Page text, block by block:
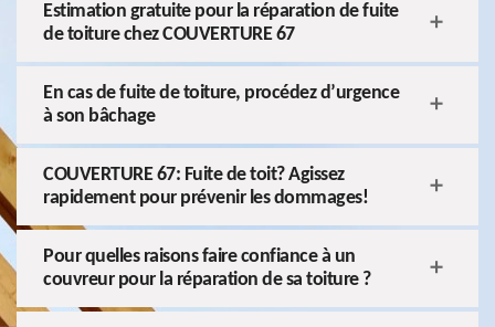
Estimation gratuite pour la réparation de fuite
de toiture chez COUVERTURE 67
En cas de fuite de toiture, procédez d’urgence
à son bâchage
COUVERTURE 67: Fuite de toit? Agissez
rapidement pour prévenir les dommages!
Pour quelles raisons faire confiance à un
couvreur pour la réparation de sa toiture ?